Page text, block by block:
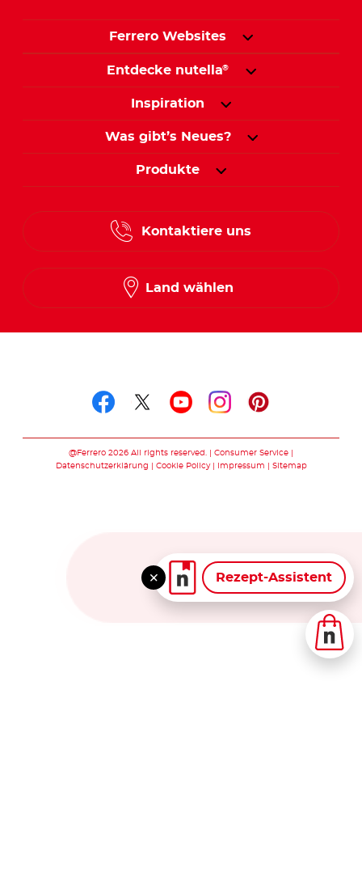
Rezept-Assistent
Ferrero Websites
Entdecke nutella®
Inspiration
Was gibt’s Neues?
Produkte
Kontaktiere uns
Land wählen
@Ferrero 2026 All rights reserved.
Consumer Service
Datenschutzerklärung
Cookie Policy Impressum Sitemap